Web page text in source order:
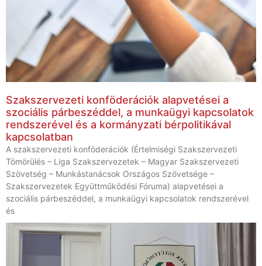
Szakszervezeti konföderációk alapvetései a
szociális párbeszéddel, a munkaügyi kapcsolatok
rendszerével és a kormányzati bérpolitikával
kapcsolatban
A szakszervezeti konföderációk (Értelmiségi Szakszervezeti
Tömörülés – Liga Szakszervezetek – Magyar Szakszervezeti
Szövetség – Munkástanácsok Országos Szövetsége –
Szakszervezetek Együttműködési Fóruma) alapvetései a
szociális párbeszéddel, a munkaügyi kapcsolatok rendszerével
és